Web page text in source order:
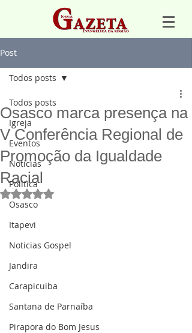
Post
Todos posts
Igreja
Eventos
Notícias
Política
Osasco
Itapevi
Noticias Gospel
Jandira
Carapicuiba
Santana de Parnaíba
Pirapora do Bom Jesus
Todos posts
Osasco marca presença na
V Conferência Regional de
Promoção da Igualdade
Racial
Avaliado com NaN de 5 estrelas.